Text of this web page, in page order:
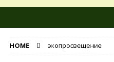
HOME экопросвещение